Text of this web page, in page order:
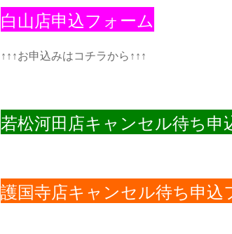
白山店申込フォーム
↑↑↑お申込みはコチラから↑↑↑
若松河田店キャンセル待ち申
護国寺店キャンセル待ち申込